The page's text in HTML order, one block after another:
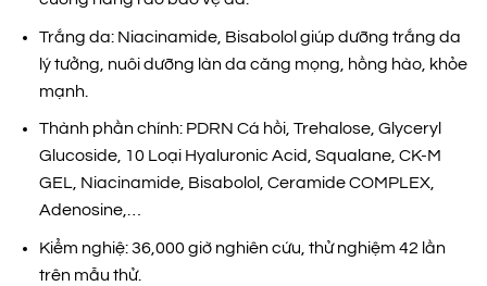
Trắng da: Niacinamide, Bisabolol giúp dưỡng trắng da
lý tưởng, nuôi dưỡng làn da căng mọng, hồng hào, khỏe
mạnh.
Thành phần chính: PDRN Cá hồi, Trehalose, Glyceryl
Glucoside, 10 Loại Hyaluronic Acid, Squalane, CK-M
GEL, Niacinamide, Bisabolol, Ceramide COMPLEX,
Adenosine,…
Kiểm nghiệ: 36,000 giờ nghiên cứu, thử nghiệm 42 lần
trên mẫu thử.